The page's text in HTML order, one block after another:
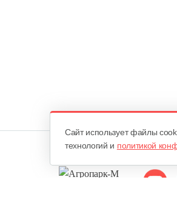
Cайт использует файлы
технологий и политикой